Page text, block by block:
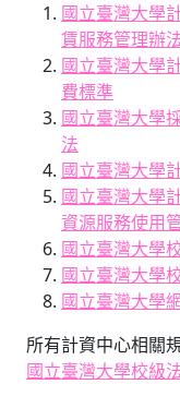
國立臺灣大學
賃服務管理辦
國立臺灣大學
費標準
國立臺灣大學
法
國立臺灣大學
國立臺灣大學
資源服務使用
國立臺灣大學
國立臺灣大學
國立臺灣大學
所有計資中心相關
國立臺灣大學校級